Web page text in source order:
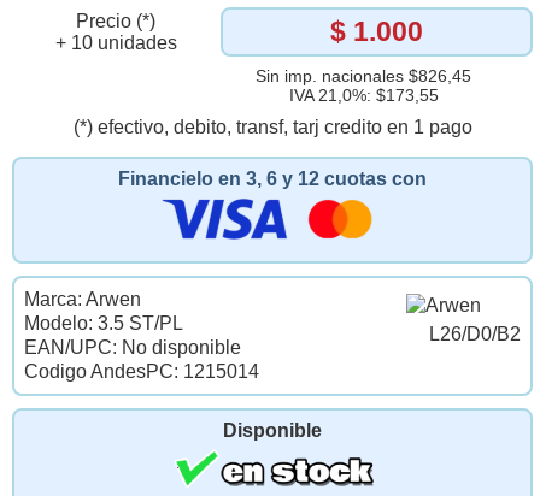
Precio (*)
+ 10 unidades
$ 1.000
Sin imp. nacionales $826,45
IVA 21,0%: $173,55
(*) efectivo, debito, transf, tarj credito en 1 pago
Financielo en 3, 6 y 12 cuotas con
L26/D0/B2
Marca: Arwen
Modelo: 3.5 ST/PL
EAN/UPC: No disponible
Codigo AndesPC: 1215014
Disponible